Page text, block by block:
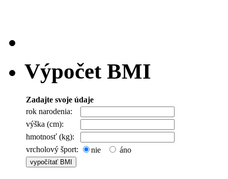
Výpočet BMI
Zadajte svoje údaje
rok narodenia:
výška (cm):
hmotnosť (kg):
vrcholový šport:
nie áno